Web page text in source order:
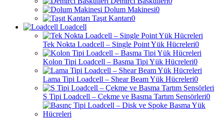
Dolum Makinesi0
Taşıt Kantarı0
Loadcell
Tek Nokta Loadcell – Single Point Yük Hücreleri0
Kolon Tipi Loadcell – Basma Tipi Yük Hücreleri0
Lama Tipi Loadcell – Shear Beam Yük Hücreleri0
S Tipi Loadcell – Çekme ve Basma Tartım Sensörleri0